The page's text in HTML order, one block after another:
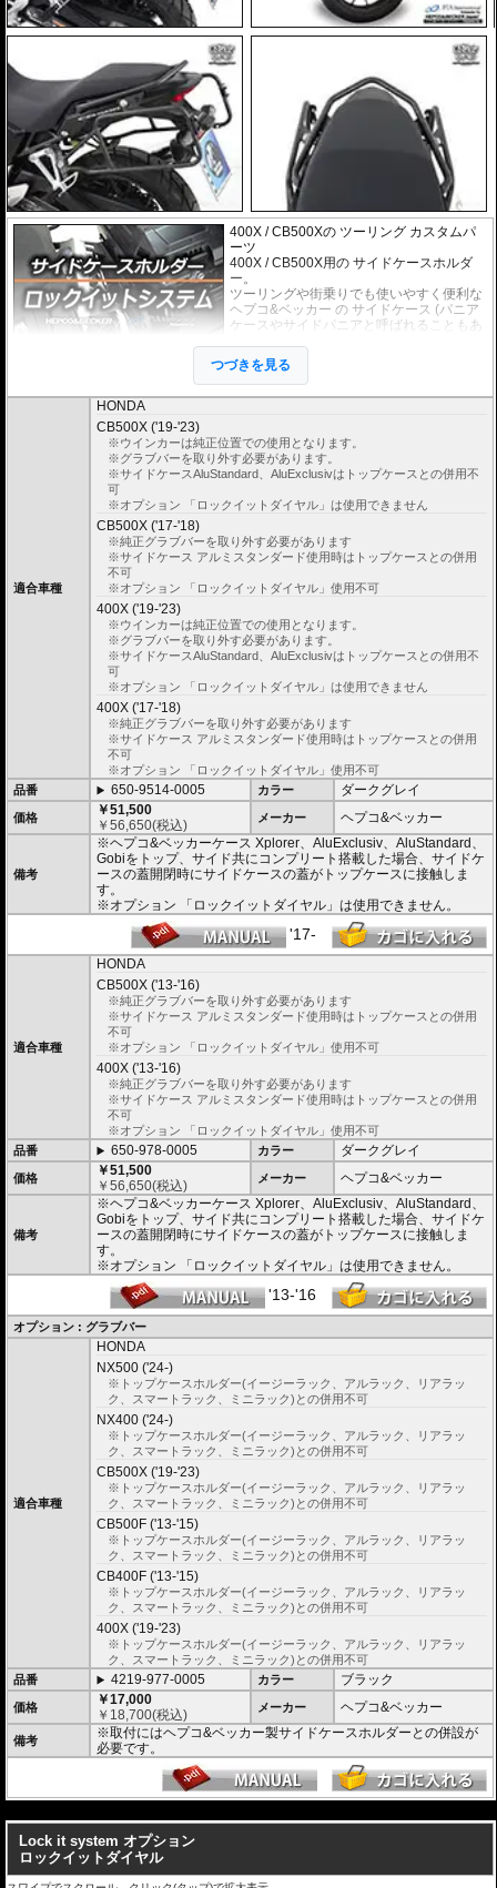
400X / CB500Xの ツーリング カスタムパ
ーツ
400X / CB500X用の サイドケースホルダ
ー。
ツーリングや街乗りでも使いやすく便利な
ヘプコ&ベッカー のサイドケース (パニア
ケースやサイドパニアと呼ばれることもあ
のない時には、ケースだけでなく、ホルダ
ー自体も簡単に取り外すことのできる、
「ロックイットシステム」を採用していま
す。
使わないときは簡単に取り外すことができ、車体を軽くできます。ツーリング
や街乗りに合わせて使いやすく便利だと好評です。
フレームはパイプ内部に性質の異なる特殊強化パイプをさらに1本追加させた2
重構造を採用。堅牢且つ利便性に優れた商品です。
高耐久パウダー塗装仕上げ。
※ケースのラインナップはこちらからご確認ください
※サイドケースホルダー用アダプターはケースに付属しています。 詳細はこ
・オプションにヘプコ&ベッカーのグラブバーをご用意しております。
サイドケースホルダーの取り付けの際に取り外した純正のグラブバーの代わり
としてご利用いただけます。
つづきを見る
適合車種
HONDA
CB500X ('19-'23)
※ウインカーは純正位置での使用となります。
※グラブバーを取り外す必要があります。
※サイドケースAluStandard、AluExclusivはトップケースとの併用不
可
※オプション 「ロックイットダイヤル」は使用できません
CB500X ('17-'18)
※純正グラブバーを取り外す必要があります
※サイドケース アルミスタンダード使用時はトップケースとの併用
不可
※オプション 「ロックイットダイヤル」使用不可
400X ('19-'23)
※ウインカーは純正位置での使用となります。
※グラブバーを取り外す必要があります。
※サイドケースAluStandard、AluExclusivはトップケースとの併用不
可
※オプション 「ロックイットダイヤル」は使用できません
400X ('17-'18)
※純正グラブバーを取り外す必要があります
※サイドケース アルミスタンダード使用時はトップケースとの併用
不可
※オプション 「ロックイットダイヤル」使用不可
品番
650-9514-0005 カラー ダークグレイ
価格
￥51,500
￥56,650(税込) メーカー ヘプコ&ベッカー
備考
※ヘプコ&ベッカーケース Xplorer、AluExclusiv、AluStandard、
Gobiをトップ、サイド共にコンプリート搭載した場合、サイドケ
ースの蓋開閉時にサイドケースの蓋がトップケースに接触しま
す。
※オプション 「ロックイットダイヤル」は使用できません。
'17-
適合車種
HONDA
CB500X ('13-'16)
※純正グラブバーを取り外す必要があります
※サイドケース アルミスタンダード使用時はトップケースとの併用
不可
※オプション 「ロックイットダイヤル」使用不可
400X ('13-'16)
※純正グラブバーを取り外す必要があります
※サイドケース アルミスタンダード使用時はトップケースとの併用
不可
※オプション 「ロックイットダイヤル」使用不可
品番
650-978-0005 カラー ダークグレイ
価格
￥51,500
￥56,650(税込) メーカー ヘプコ&ベッカー
備考
※ヘプコ&ベッカーケース Xplorer、AluExclusiv、AluStandard、
Gobiをトップ、サイド共にコンプリート搭載した場合、サイドケ
ースの蓋開閉時にサイドケースの蓋がトップケースに接触しま
す。
※オプション 「ロックイットダイヤル」は使用できません。
'13-'16
オプション : グラブバー
適合車種
HONDA
NX500 ('24-)
※トップケースホルダー(イージーラック、アルラック、リアラッ
ク、スマートラック、ミニラック)との併用不可
NX400 ('24-)
※トップケースホルダー(イージーラック、アルラック、リアラッ
ク、スマートラック、ミニラック)との併用不可
CB500X ('19-'23)
※トップケースホルダー(イージーラック、アルラック、リアラッ
ク、スマートラック、ミニラック)との併用不可
CB500F ('13-'15)
※トップケースホルダー(イージーラック、アルラック、リアラッ
ク、スマートラック、ミニラック)との併用不可
CB400F ('13-'15)
※トップケースホルダー(イージーラック、アルラック、リアラッ
ク、スマートラック、ミニラック)との併用不可
400X ('19-'23)
※トップケースホルダー(イージーラック、アルラック、リアラッ
ク、スマートラック、ミニラック)との併用不可
品番
4219-977-0005 カラー ブラック
価格
￥17,000
￥ 18,700(税込) メーカー ヘプコ&ベッカー
備考
※取付にはヘプコ&ベッカー製サイドケースホルダーとの併設が
必要です。
Lock it system オプション
ロックイットダイヤル